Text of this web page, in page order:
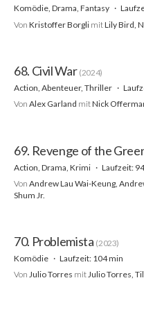
Komödie, Drama, Fantasy
Von Kristoffer Borgli mitLily Bird,
68. Civil War (2024)
Action, Abenteuer, Thriller
Von Alex Garland mitNick
69. Revenge of the
Action, Drama, Krimi
Laufzeit:
Von Andrew Lau Wai-Keung,
Shum Jr.
70. Problemista (2023)
Komödie
Laufzeit: 104 min
Von Julio Torres mitJulio Torres,